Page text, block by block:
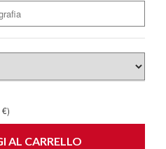
AL CARRELLO